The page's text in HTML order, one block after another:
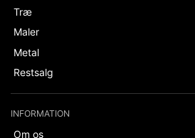
Træ
Maler
Metal
Restsalg
INFORMATION
Om os